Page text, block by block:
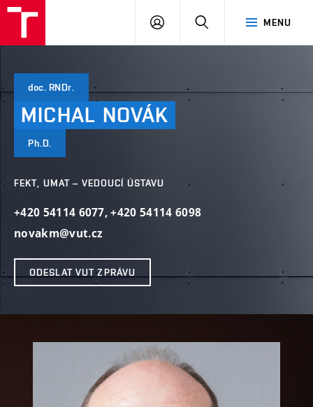
MENU
PŘIHLÁSIT
doc. RNDr.
MICHAL NOVÁK
Ph.D.
FEKT, UMAT – VEDOUCÍ ÚSTAVU
+420 54114 6077,+420 54114 6098
novakm@vut.cz
ODESLAT VUT ZPRÁVU